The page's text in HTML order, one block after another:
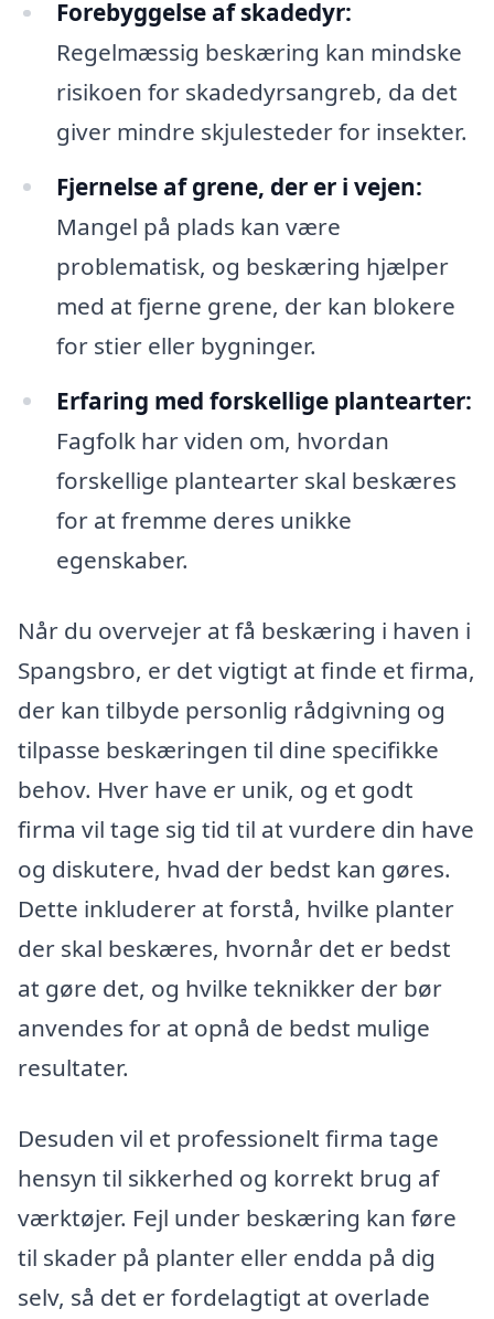
Forebyggelse af skadedyr:
Regelmæssig beskæring kan mindske
risikoen for skadedyrsangreb, da det
giver mindre skjulesteder for insekter.
Fjernelse af grene, der er i vejen:
Mangel på plads kan være
problematisk, og beskæring hjælper
med at fjerne grene, der kan blokere
for stier eller bygninger.
Erfaring med forskellige plantearter:
Fagfolk har viden om, hvordan
forskellige plantearter skal beskæres
for at fremme deres unikke
egenskaber.
Når du overvejer at få beskæring i haven i
Spangsbro, er det vigtigt at finde et firma,
der kan tilbyde personlig rådgivning og
tilpasse beskæringen til dine specifikke
behov. Hver have er unik, og et godt
firma vil tage sig tid til at vurdere din have
og diskutere, hvad der bedst kan gøres.
Dette inkluderer at forstå, hvilke planter
der skal beskæres, hvornår det er bedst
at gøre det, og hvilke teknikker der bør
anvendes for at opnå de bedst mulige
resultater.
Desuden vil et professionelt firma tage
hensyn til sikkerhed og korrekt brug af
værktøjer. Fejl under beskæring kan føre
til skader på planter eller endda på dig
selv, så det er fordelagtigt at overlade